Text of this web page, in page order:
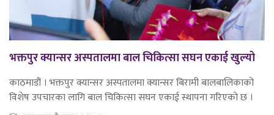
भक्तपुर क्यान्सर अस्पतालमा बाल चिकित्सा सघन एकाई खुल्यो
काठमाडौं । भक्तपुर क्यान्सर अस्पतालमा क्यान्सर बिरामी बालबालिकाको
विशेष उपचारका लागि बाल चिकित्सा सघन एकाई स्थापना गरिएको छ ।